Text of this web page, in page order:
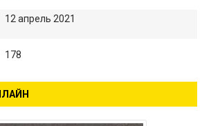
12 апрель 2021
178